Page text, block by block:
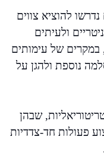
להוציא צווים
ולעיתים
במקרים של עימותים
נוספת ולהגן על
שבהן
פעולות חד-צדדיות